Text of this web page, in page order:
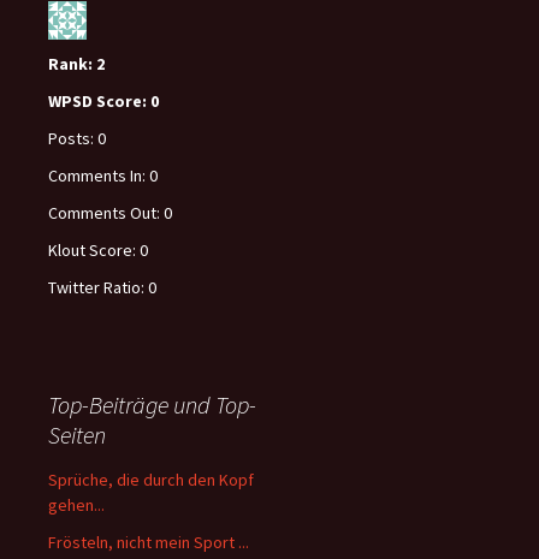
Rank: 2
WPSD Score: 0
Posts: 0
Comments In: 0
Comments Out: 0
Klout Score: 0
Twitter Ratio: 0
Top-Beiträge und Top-
Seiten
Sprüche, die durch den Kopf
gehen...
Frösteln, nicht mein Sport ...